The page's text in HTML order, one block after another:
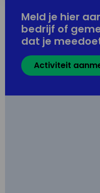
Meld je hier
bedrijf of
dat je
Activiteit